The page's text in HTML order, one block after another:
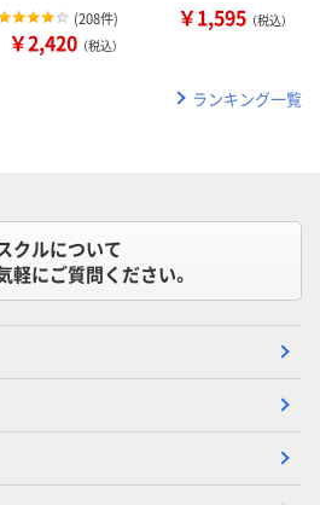
(208件)
￥2,420 （税込）
￥1,595 （税込）
ランキング一覧
クルについて
軽にご質問ください。